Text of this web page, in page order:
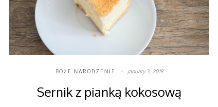
BOŻE NARODZENIE January 3, 2019
Sernik z pianką kokosową